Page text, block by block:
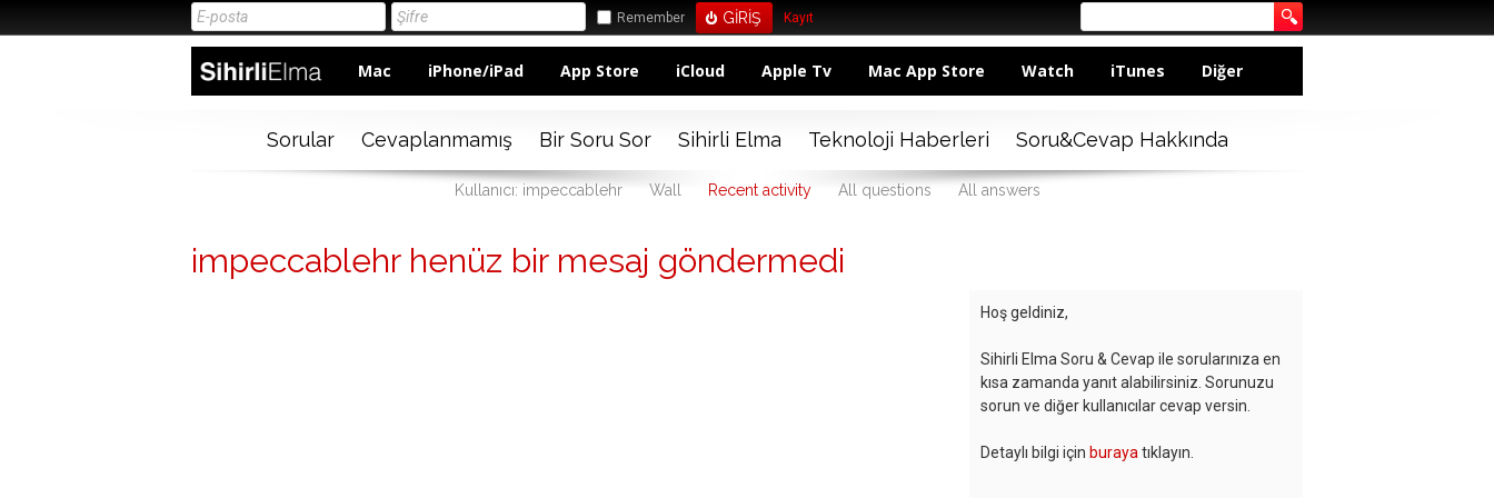
Remember Kayıt
Mac iPhone/iPad App Store iCloud Apple Tv Mac App Store Watch iTunes Diğer
Sorular Cevaplanmamış Bir Soru Sor Sihirli Elma Teknoloji Haberleri Soru&Cevap Hakkında
Kullanıcı: impeccablehr Wall Recent activity All questions All answers
impeccablehr henüz bir mesaj göndermedi
Hoş geldiniz,
Sihirli Elma Soru & Cevap ile sorularınıza en
kısa zamanda yanıt alabilirsiniz. Sorunuzu
sorun ve diğer kullanıcılar cevap versin.
Detaylı bilgi için buraya tıklayın.